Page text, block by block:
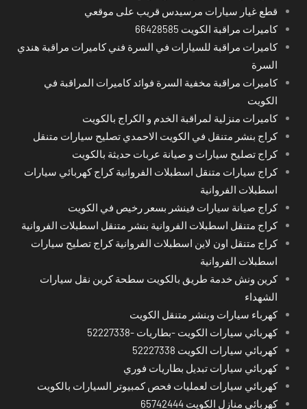
قطع غيار سيارات مرسيدس قريب على موقعي
كاميرات مراقبة الكويت 66428585
كاميرات مراقبة للسيارات في السرة فني كاميرات مراقبة هندي
السرة
كاميرات مراقبة مخفية السرة فوائد كاميرات المراقبة في
الكويت
كاميرات منزلية لمراقبة الخدم و الكراج بالكويت
كراج بنشر متنقل في الكويت الاحمدي تصليح سيارات متنقل
كراج تصليح سيارات و صيانة عربات حديثة بالكويت
كراج سيارات متنقل اسطبلات الفروانية كراج كهربائي سيارات
اسطبلات الفروانية
كراج صيانة سيارات فينشر بسعر رخيص في الكويت
كراج متنقل اسطبلات الفروانية بنشر متنقل اسطبلات الفروانية
كراج متنقل اون لاين اسطبلات الفروانية كراج تصليح سيارات
اسطبلات الفروانية
كرين ونش خدمة طريق بالكويت سطحة كرين نقل سيارات
الشهداء
كهرباء سيارات وبنشر متنقل الكويت
كهربائي سيارات الكويت -بطاريات -52227338
كهربائي سيارات الكويت 52227338
كهربائي سيارات تبديل بطاريات فوري
كهربائي سيارات لعمليات فحص كمبيوتر السيارات بالكويت
كهربائي منازل الكويت 65742444